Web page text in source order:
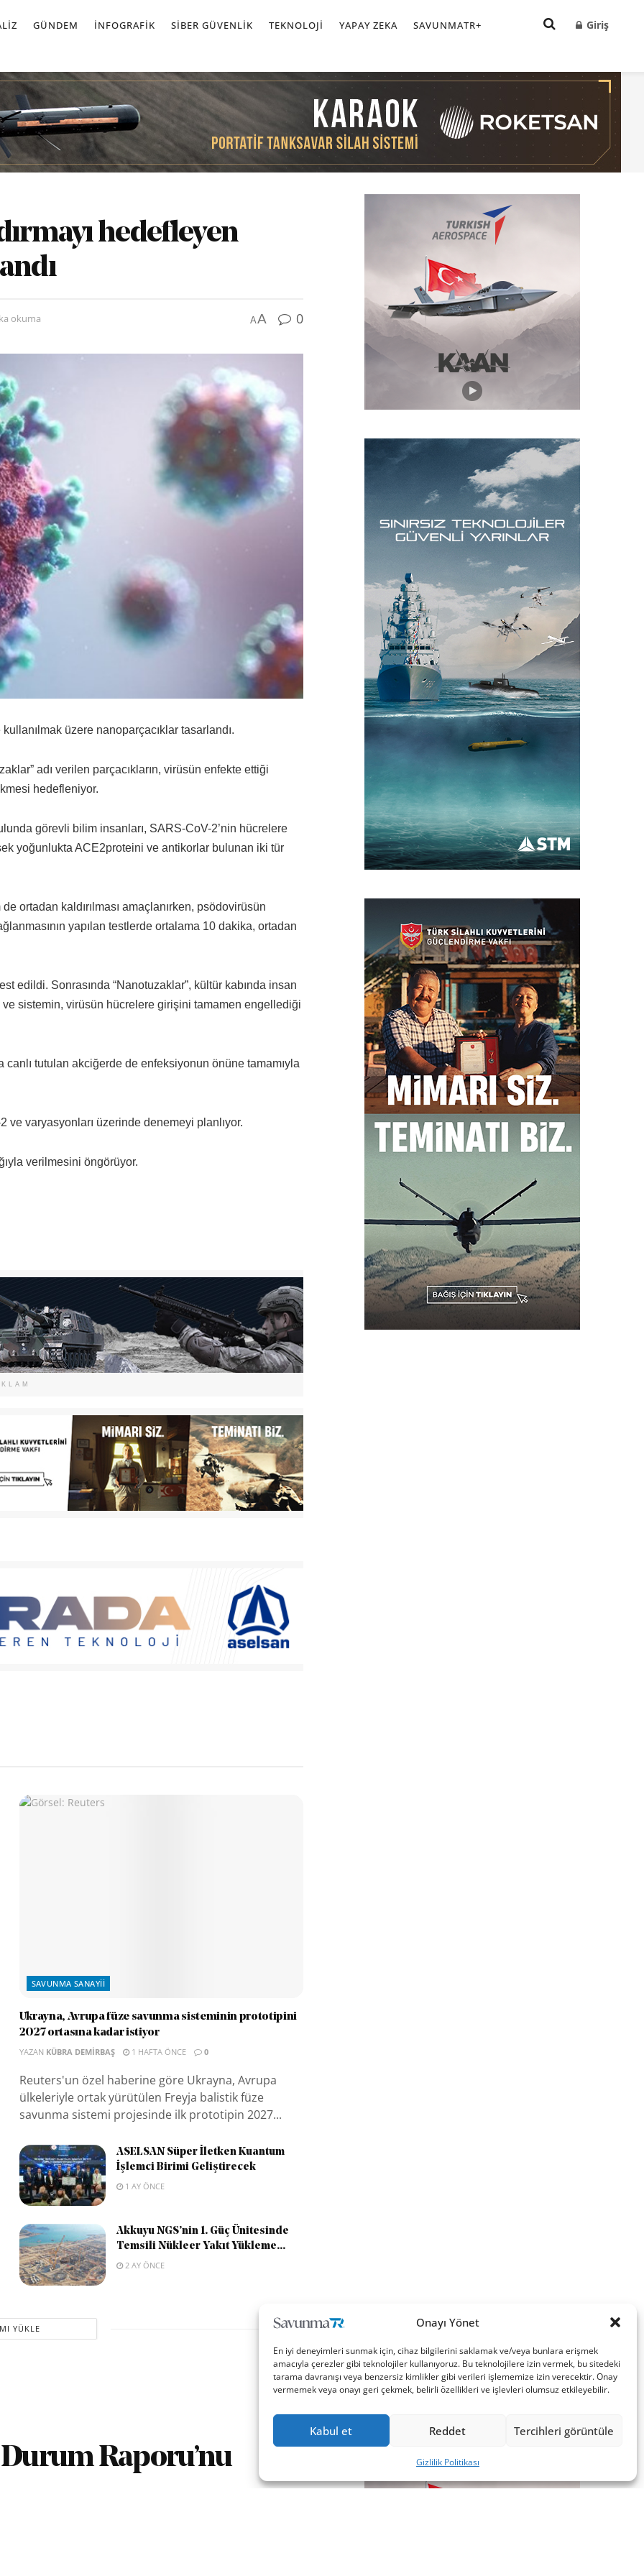
Onayı Yönet
En iyi deneyimleri sunmak için, cihaz bilgilerini saklamak ve/veya bunlara erişmek
amacıyla çerezler gibi teknolojiler kullanıyoruz. Bu teknolojilere izin vermek, bu sitedeki
tarama davranışı veya benzersiz kimlikler gibi verileri işlememize izin verecektir. Onay
vermemek veya onayı geri çekmek, belirli özellikleri ve işlevleri olumsuz etkileyebilir.
Kabul et Reddet Tercihleri görüntüle
Gizlilik Politikası
GÜNDEM İNFOGRAFIK SIBER GÜVENLIK TEKNOLOJI YAPAY ZEKA SAVUNMATR+ Giriş
hedefleyen
okuma AA 0
üzere nanoparçacıklar tasarlandı.
adı verilen parçacıkların, virüsün enfekte ettiği
hedefleniyor.
görevli bilim insanları, SARS-CoV-2’nin hücrelere
yoğunlukta ACE2proteini ve antikorlar bulunan iki tür
ortadan kaldırılması amaçlanırken, psödovirüsün
yapılan testlerde ortalama 10 dakika, ortadan
edildi. Sonrasında “Nanotuzaklar”, kültür kabında insan
sistemin, virüsün hücrelere girişini tamamen engellediği
canlı tutulan akciğerde de enfeksiyonun önüne tamamıyla
varyasyonları üzerinde denemeyi planlıyor.
verilmesini öngörüyor.
SAVUNMA SANAYII
Ukrayna, Avrupa füze savunma sisteminin prototipini
2027 ortasına kadar istiyor
YAZAN KÜBRA DEMIRBAŞ 1 HAFTA ÖNCE 0
Reuters'un özel haberine göre Ukrayna, Avrupa
ülkeleriyle ortak yürütülen Freyja balistik füze
savunma sistemi projesinde ilk prototipin 2027...
ASELSAN Süper İletken Kuantum
İşlemci Birimi Geliştirecek
1 AY ÖNCE
Akkuyu NGS’nin 1. Güç Ünitesinde
Temsili Nükleer Yakıt Yükleme...
2 AY ÖNCE
YÜKLE
Raporu’nu